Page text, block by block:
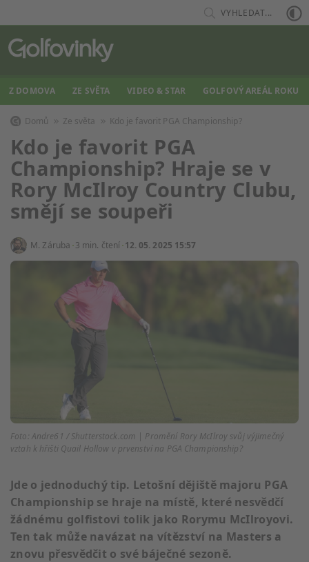
VYHLEDAT...
Z DOMOVA ZE SVĚTA VIDEO & STAR GOLFOVÝ AREÁL ROKU
Domů Ze světa Kdo je favorit PGA Championship?
Kdo je favorit PGA
Championship? Hraje se v
Rory McIlroy Country Clubu,
smějí se soupeři
M. Záruba 3 min. čtení 12. 05. 2025 15:57
Foto: Andre61 / Shutterstock.com | Promění Rory McIlroy svůj výjimečný
vztah k hřišti Quail Hollow v prvenství na PGA Championship?
Jde o jednoduchý tip. Letošní dějiště majoru PGA
Championship se hraje na místě, které nesvědčí
žádnému golfistovi tolik jako Rorymu McIlroyovi.
Ten tak může navázat na vítězství na Masters a
znovu přesvědčit o své báječné sezoně.